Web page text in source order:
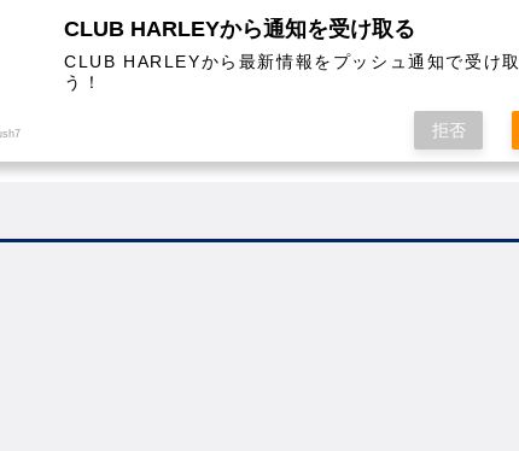
COLUMN
CLUB HARLEYから通知を受け取る
CLUB HARLEYから最新情報をプッシュ通知で受け
う！
拒否